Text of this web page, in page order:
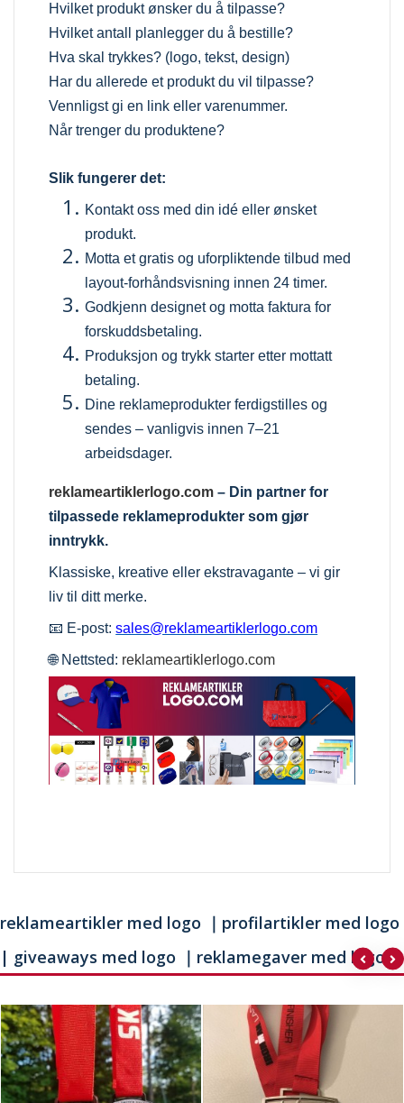
Hvilket produkt ønsker du å tilpasse?
Hvilket antall planlegger du å bestille?
Hva skal trykkes? (logo, tekst, design)
Har du allerede et produkt du vil tilpasse?
Vennligst gi en link eller varenummer.
Når trenger du produktene?
Slik fungerer det:
Kontakt oss med din idé eller ønsket
produkt.
Motta et gratis og uforpliktende tilbud med
layout-forhåndsvisning innen 24 timer.
Godkjenn designet og motta faktura for
forskuddsbetaling.
Produksjon og trykk starter etter mottatt
betaling.
Dine reklameprodukter ferdigstilles og
sendes – vanligvis innen 7–21
arbeidsdager.
reklameartiklerlogo.com – Din partner for
tilpassede reklameprodukter som gjør
inntrykk.
Klassiske, kreative eller ekstravagante – vi gir
liv til ditt merke.
📧 E-post:sales@reklameartiklerlogo.com
🌐 Nettsted: reklameartiklerlogo.com
reklameartikler med logo ｜profilartikler med logo
| giveaways med logo ｜reklamegaver med logo